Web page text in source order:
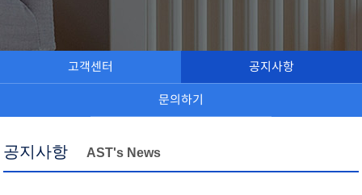
고객센터 공지사항
문의하기
공지사항 AST's News